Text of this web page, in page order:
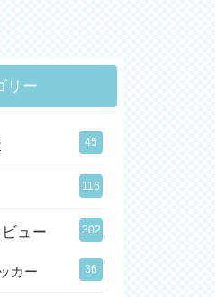
リー
45
116
ュー 302
カー 36